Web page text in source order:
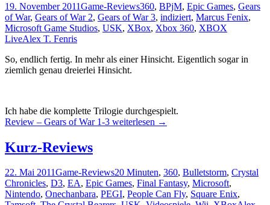
19. November 2011Game-Reviews360, BPjM, Epic Games, Gears
of War, Gears of War 2, Gears of War 3, indiziert, Marcus Fenix,
Microsoft Game Studios, USK, XBox, Xbox 360, XBOX
LiveAlex T. Fenris
So, endlich fertig. In mehr als einer Hinsicht. Eigentlich sogar in
ziemlich genau dreierlei Hinsicht.
Ich habe die komplette Trilogie durchgespielt.
Review – Gears of War 1-3 weiterlesen →
Kurz-Reviews
22. Mai 2011Game-Reviews20 Minuten, 360, Bulletstorm, Crystal
Chronicles, D3, EA, Epic Games, Final Fantasy, Microsoft,
Nintendo, Onechanbara, PEGI, People Can Fly, Square Enix,